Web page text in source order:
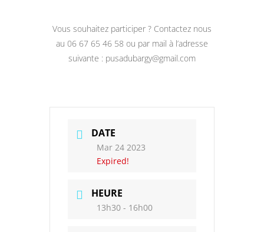
Vous souhaitez participer ? Contactez nous
au 06 67 65 46 58 ou par mail à l’adresse
suivante : pusadubargy@gmail.com
DATE
Mar 24 2023
Expired!
HEURE
13h30 - 16h00